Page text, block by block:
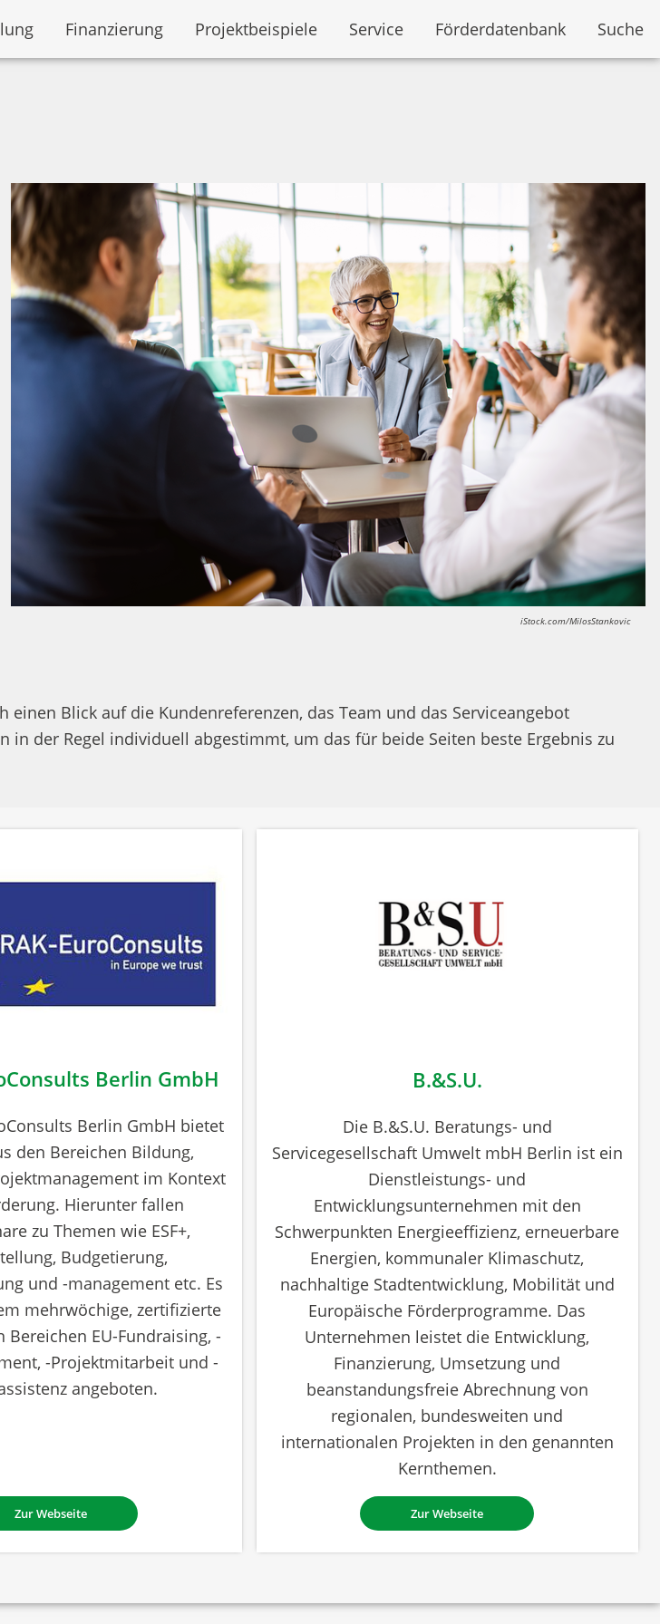
Finanzierung Projektbeispiele Service Förderdatenbank Suche
iStock.com/MilosStankovic
Blick auf die Kundenreferenzen, das Team und das Serviceangebot
der Regel individuell abgestimmt, um das für beide Seiten beste Ergebnis zu
Berlin GmbH
Berlin GmbH bietet
den Bereichen Bildung,
im Kontext
Hierunter fallen
zu Themen wie ESF+,
Budgetierung,
und -management etc. Es
mehrwöchige, zertifizierte
Bereichen EU-Fundraising, -
-Projektmitarbeit und -
angeboten.
Zur Webseite
B.&S.U.
Die B.&S.U. Beratungs- und
Servicegesellschaft Umwelt mbH Berlin ist ein
Dienstleistungs- und
Entwicklungsunternehmen mit den
Schwerpunkten Energieeffizienz, erneuerbare
Energien, kommunaler Klimaschutz,
nachhaltige Stadtentwicklung, Mobilität und
Europäische Förderprogramme. Das
Unternehmen leistet die Entwicklung,
Finanzierung, Umsetzung und
beanstandungsfreie Abrechnung von
regionalen, bundesweiten und
internationalen Projekten in den genannten
Kernthemen.
Zur Webseite